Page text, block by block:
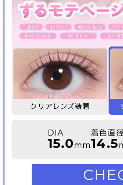
クリアレンズ装着
DIA
15.0mm
着色直
14.5